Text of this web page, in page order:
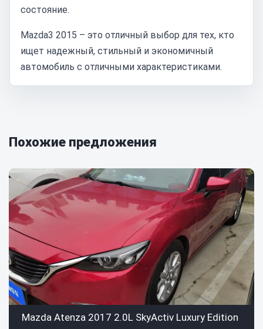
состояние.
Mazda3 2015 – это отличный выбор для тех, кто
ищет надежный, стильный и экономичный
автомобиль с отличными характеристиками.
Похожие предложения
Mazda Atenza 2017 2.0L SkyActiv Luxury Edition